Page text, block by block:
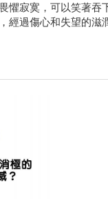
懼寂寞，可以笑著吞
經過傷心和失望的滋